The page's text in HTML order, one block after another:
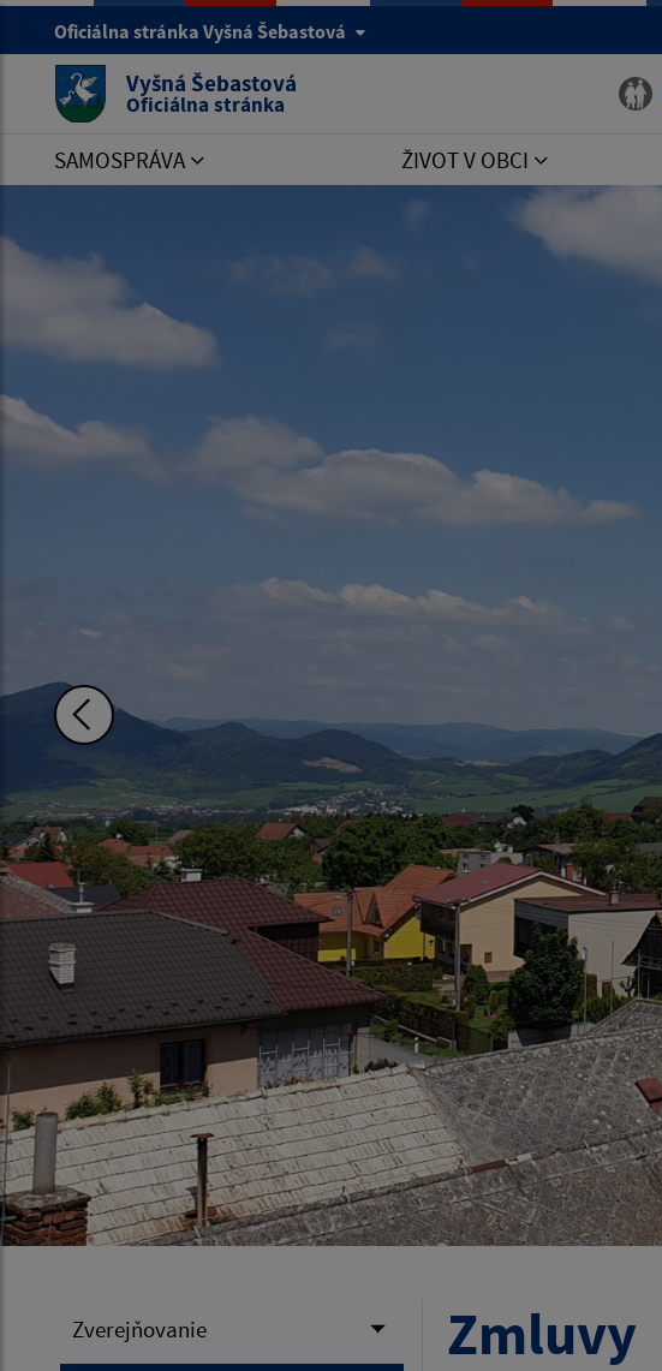
Oficiálna stránka Vyšná Šebastová
Vyšná Šebastová
Oficiálna stránka
SAMOSPRÁVA ŽIVOT V OBCI
Zverejňovanie Zmluvy